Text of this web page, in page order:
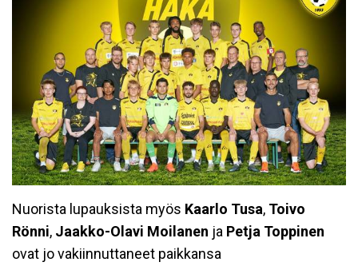
Nuorista lupauksista myös Kaarlo Tusa, Toivo
Rönni, Jaakko-Olavi Moilanen ja Petja Toppinen
ovat jo vakiinnuttaneet paikkansa